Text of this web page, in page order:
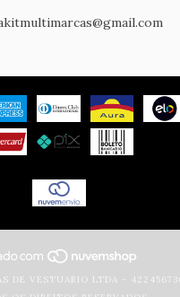
DE VESTUARIO LTDA -